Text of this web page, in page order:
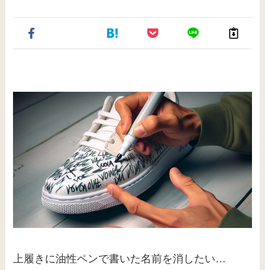
上履きに油性ペンで書いた名前を消したい…